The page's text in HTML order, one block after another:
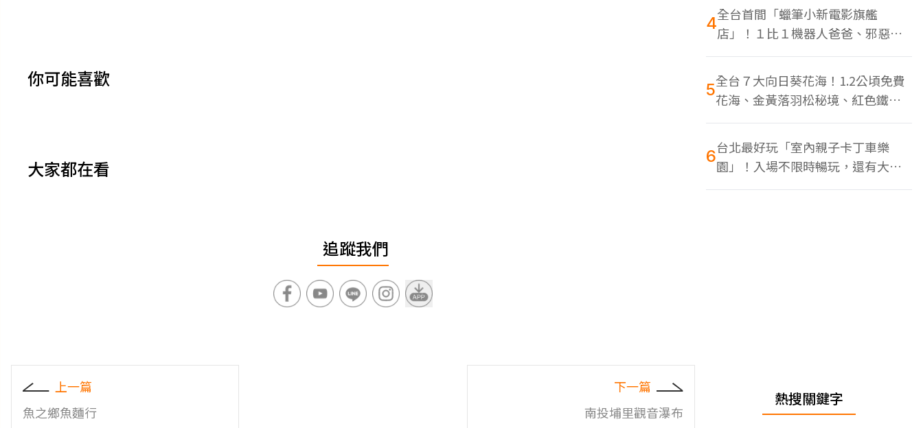
你可能喜歡
大家都在看
追蹤我們
上一篇
魚之鄉魚麵行
下一篇
南投埔里觀音瀑布
4全台首間「蠟筆小新電影旗艦
店」！１比１機器人爸爸、邪惡正
男，百款周邊買翻
5全台７大向日葵花海！1.2公頃免費
花海、金黃落羽松秘境、紅色鐵橋
同框
6台北最好玩「室內親子卡丁車樂
園」！入場不限時暢玩，還有大螢
幕Switch遊戲區
熱搜關鍵字